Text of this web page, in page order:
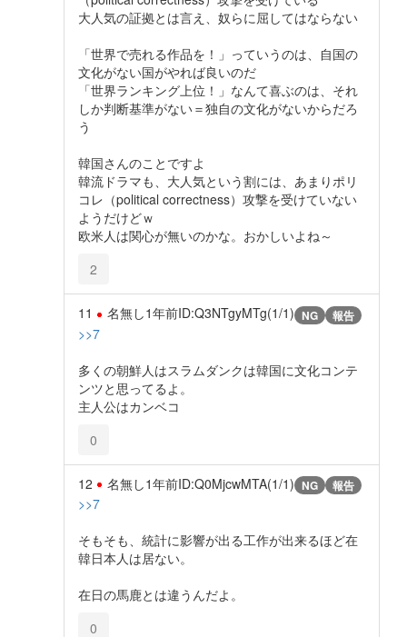
大人気の証拠とは言え、奴らに屈してはならない
「世界で売れる作品を！」っていうのは、自国の
文化がない国がやれば良いのだ
「世界ランキング上位！」なんて喜ぶのは、それ
しか判断基準がない＝独自の文化がないからだろ
う
韓国さんのことですよ
韓流ドラマも、大人気という割には、あまりポリ
コレ（political correctness）攻撃を受けていない
ようだけどｗ
欧米人は関心が無いのかな。おかしいよね～
2
11 名無し1年前ID:Q3NTgyMTg(1/1) NG 報告
>>7
多くの朝鮮人はスラムダンクは韓国に文化コンテ
ンツと思ってるよ。
主人公はカンベコ
0
12 名無し1年前ID:Q0MjcwMTA(1/1) NG 報告
>>7
そもそも、統計に影響が出る工作が出来るほど在
韓日本人は居ない。
在日の馬鹿とは違うんだよ。
0